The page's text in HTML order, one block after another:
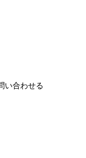
い合わせる